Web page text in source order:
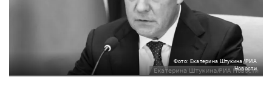
Фото: Екатерина Штукина/РИА
Новости